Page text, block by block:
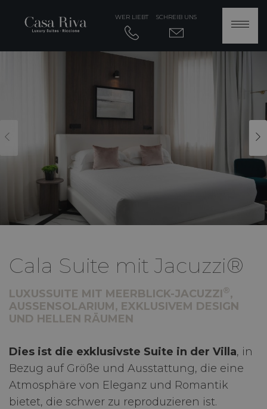
WER LIEBT SCHREIB UNS
Cala Suite mit Jacuzzi®
LUXUSSUITE MIT MEERBLICK-JACUZZI®,
AUSSENSOLARIUM, EXKLUSIVEM DESIGN U
ND HELLEN RÄUMEN
Dies ist die exklusivste Suite in der Villa, in
Bezug auf Größe und Ausstattung, die eine
Atmosphäre von Eleganz und Romantik
bietet, die schwer zu reproduzieren ist.